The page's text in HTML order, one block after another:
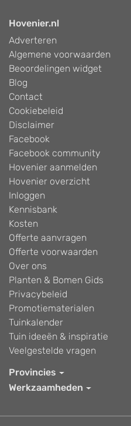
Hovenier.nl
Adverteren
Algemene voorwaarden
Beoordelingen widget
Blog
Contact
Cookiebeleid
Disclaimer
Facebook
Facebook community
Hovenier aanmelden
Hovenier overzicht
Inloggen
Kennisbank
Kosten
Offerte aanvragen
Offerte voorwaarden
Over ons
Planten & Bomen Gids
Privacybeleid
Promotiematerialen
Tuinkalender
Tuin ideeën & inspiratie
Veelgestelde vragen
Provincies
Werkzaamheden